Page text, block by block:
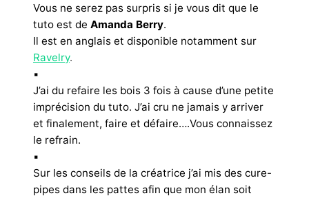
Vous ne serez pas surpris si je vous dit que le
tuto est de Amanda Berry.
Il est en anglais et disponible notamment sur
Ravelry.
▪︎
J’ai du refaire les bois 3 fois à cause d’une petite
imprécision du tuto. J’ai cru ne jamais y arriver
et finalement, faire et défaire….Vous connaissez
le refrain.
▪︎
Sur les conseils de la créatrice j’ai mis des cure-
pipes dans les pattes afin que mon élan soit